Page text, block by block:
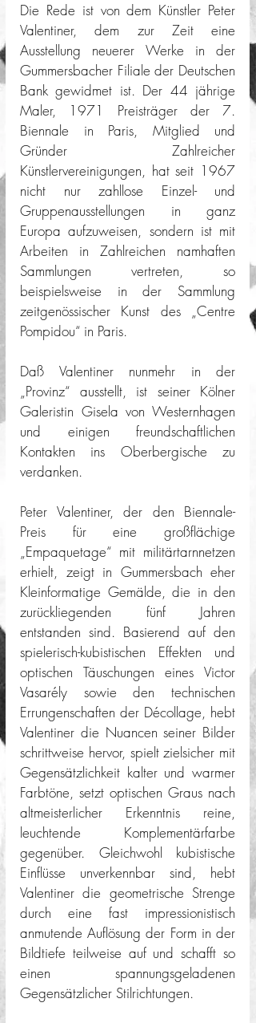
Die Rede ist von dem Künstler Peter
Valentiner, dem zur Zeit eine
Ausstellung neuerer Werke in der
Gummersbacher Filiale der Deutschen
Bank gewidmet ist. Der 44 jährige
Maler, 1971 Preisträger der 7.
Biennale in Paris, Mitglied und
Gründer Zahlreicher
Künstlervereinigungen, hat seit 1967
nicht nur zahllose Einzel- und
Gruppenausstellungen in ganz
Europa aufzuweisen, sondern ist mit
Arbeiten in Zahlreichen namhaften
Sammlungen vertreten, so
beispielsweise in der Sammlung
zeitgenössischer Kunst des „Centre
Pompidou“ in Paris.
Daß Valentiner nunmehr in der
„Provinz“ ausstellt, ist seiner Kölner
Galeristin Gisela von Westernhagen
und einigen freundschaftlichen
Kontakten ins Oberbergische zu
verdanken.
Peter Valentiner, der den Biennale-
Preis für eine großflächige
„Empaquetage“ mit militärtarnnetzen
erhielt, zeigt in Gummersbach eher
Kleinformatige Gemälde, die in den
zurückliegenden fünf Jahren
entstanden sind. Basierend auf den
spielerisch-kubistischen Effekten und
optischen Täuschungen eines Victor
Vasarély sowie den technischen
Errungenschaften der Décollage, hebt
Valentiner die Nuancen seiner Bilder
schrittweise hervor, spielt zielsicher mit
Gegensätzlichkeit kalter und warmer
Farbtöne, setzt optischen Graus nach
altmeisterlicher Erkenntnis reine,
leuchtende Komplementärfarbe
gegenüber. Gleichwohl kubistische
Einflüsse unverkennbar sind, hebt
Valentiner die geometrische Strenge
durch eine fast impressionistisch
anmutende Auflösung der Form in der
Bildtiefe teilweise auf und schafft so
einen spannungsgeladenen
Gegensätzlicher Stilrichtungen.